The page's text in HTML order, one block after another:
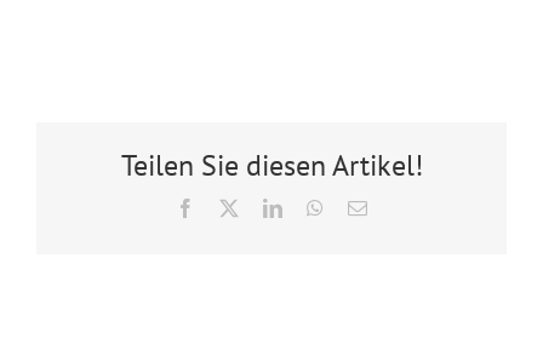
Teilen Sie diesen Artikel!
Facebook LinkedInWhatsApp
E-